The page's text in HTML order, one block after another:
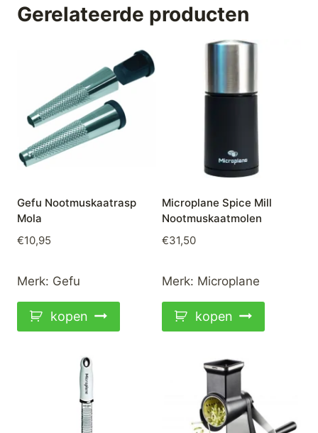
Gerelateerde producten
Gefu Nootmuskaatrasp
Mola
€10,95
Merk: Gefu
kopen
Microplane Spice Mill
Nootmuskaatmolen
€31,50
Merk: Microplane
kopen